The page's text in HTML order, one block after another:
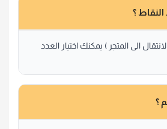
النقاط ؟
الى المتجر ) يمكنك اختيار العدد
؟